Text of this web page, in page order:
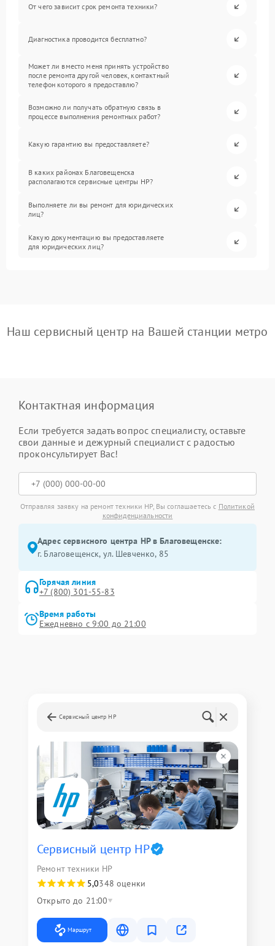
От чего зависит срок ремонта техники?
Диагностика проводится бесплатно?
Может ли вместо меня принять устройство
после ремонта другой человек, контактный
телефон которого я предоставлю?
Возможно ли получать обратную связь в
процессе выполнения ремонтных работ?
Какую гарантию вы предоставляете?
В каких районах Благовещенска
располагаются сервисные центры HP?
Выполняете ли вы ремонт для юридических
лиц?
Какую документацию вы предоставляете
для юридических лиц?
Наш сервисный центр на Вашей станции метро
Контактная информация
Если требуется задать вопрос специалисту, оставьте
свои данные и дежурный специалист с радостью
проконсультирует Вас!
Отправляя заявку на ремонт техники HP, Вы соглашаетесь с Политикой
конфиденциальности
Адрес сервисного центра HP в Благовещенске:
г. Благовещенск, ул. Шевченко, 85
Горячая линия
+7 (800) 301-55-83
Время работы
Ежедневно с 9:00 до 21:00
Сервисный центр HP
Сервисный центр HP
Ремонт техники HP
5,0348 оценки
Открыто до 21:00
Маршрут